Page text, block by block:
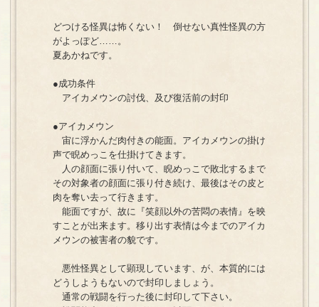
どつける怪異は怖くない！ 倒せない真性怪異の方
がよっぽど……。
夏あかねです。
●成功条件
アイカメウンの討伐、及び復活前の封印
●アイカメウン
宙に浮かんだ肉付きの能面。アイカメウンの掛け
声で睨めっこを仕掛けてきます。
人の顔面に張り付いて、睨めっこで敗北するまで
その対象者の顔面に張り付き続け、最後はその皮と
肉を奪い去って行きます。
能面ですが、故に『笑顔以外の苦悶の表情』を映
すことが出来ます。移り出す表情は今までのアイカ
メウンの被害者の貌です。
悪性怪異として顕現しています、が、本質的には
どうしようもないので封印しましょう。
通常の戦闘を行った後に封印して下さい。